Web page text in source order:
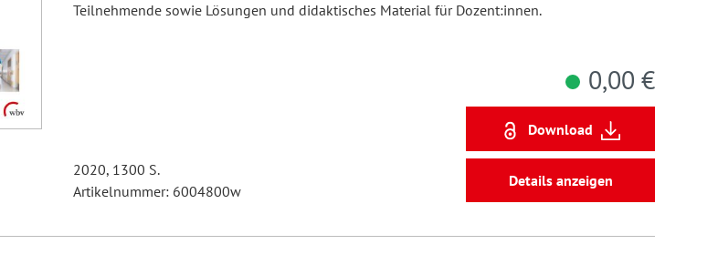
Teilnehmende sowie Lösungen und didaktisches Material für Dozent:innen.
2020, 1300 S.
Artikelnummer: 6004800w
0,00 €
Download
Details anzeigen